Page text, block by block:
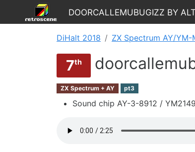
doorcallemubugizz by
DiHalt 2018 ZX Spectrum AY/YM-
7th
ZX Spectrum + AY pt3
Sound chip AY-3-8912 / YM2149